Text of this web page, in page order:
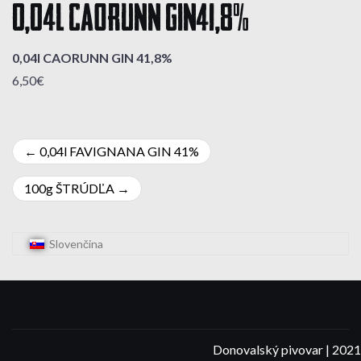
0,04l CAORUNN GIN 41,8%
0,04l CAORUNN GIN 41,8%
6,50€
Navigácia
v
0,04l FAVIGNANA GIN 41%
100g ŠTRÚDĽA
Slovenčina
Donovalský pivovar | 2021